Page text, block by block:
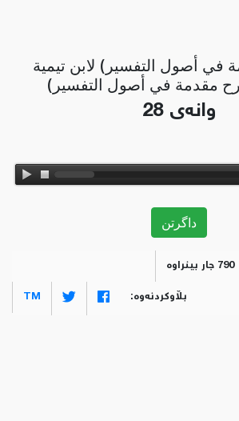
في أصول التفسير) لابن تيمية
مقدمة في أصول التفسير)
وانەی 28
داگرتن
790 جار بینراوە
بڵاوکردنەوە: TM